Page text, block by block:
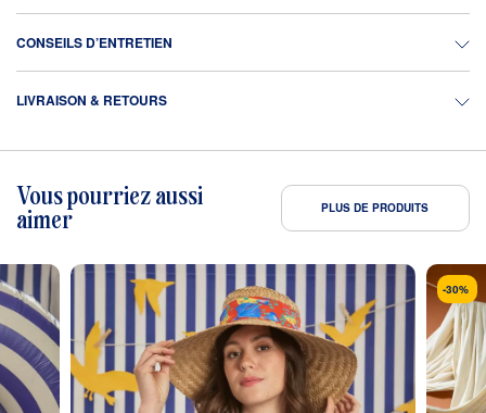
CONSEILS D’ENTRETIEN
LIVRAISON & RETOURS
Vous pourriez aussi
aimer
PLUS DE PRODUITS
-30%